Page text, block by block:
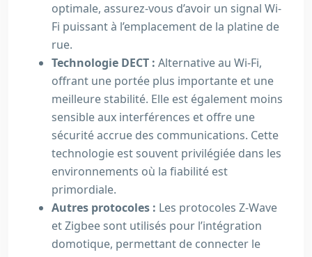
optimale, assurez-vous d’avoir un signal Wi-
Fi puissant à l’emplacement de la platine de
rue.
Technologie DECT : Alternative au Wi-Fi,
offrant une portée plus importante et une
meilleure stabilité. Elle est également moins
sensible aux interférences et offre une
sécurité accrue des communications. Cette
technologie est souvent privilégiée dans les
environnements où la fiabilité est
primordiale.
Autres protocoles : Les protocoles Z-Wave
et Zigbee sont utilisés pour l’intégration
domotique, permettant de connecter le